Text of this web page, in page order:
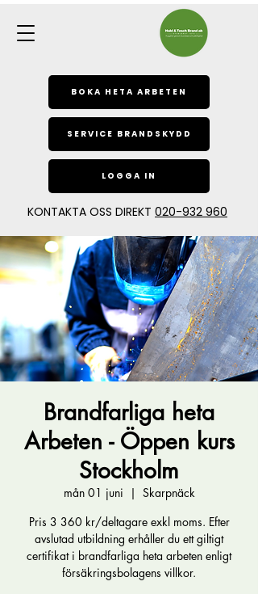
BOKA HETA ARBETEN
SERVICE BRANDSKYDD
LOGGA IN
KONTAKTA OSS DIREKT 020-932 960
Brandfarliga heta
Arbeten - Öppen kurs
Stockholm
mån 01 juni
  |
Skarpnäck
Pris 3 360 kr/deltagare exkl moms. Efter
avslutad utbildning erhåller du ett giltigt
certifikat i brandfarliga heta arbeten enligt
försäkringsbolagens villkor.